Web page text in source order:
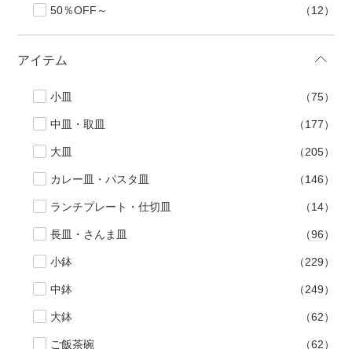
50％OFF～ （12）
アイテム
小皿 （75）
中皿・取皿 （177）
大皿 （205）
カレー皿・パスタ皿 （146）
ランチプレート・仕切皿 （14）
長皿・さんま皿 （96）
小鉢 （229）
中鉢 （249）
大鉢 （62）
ご飯茶碗 （62）